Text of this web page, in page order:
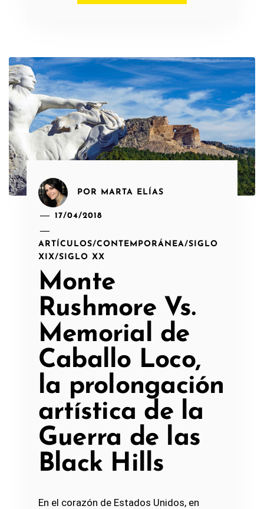
POR MARTA ELÍAS
17/04/2018
ARTÍCULOS/CONTEMPORÁNEA/SIGLO
XIX/SIGLO XX
Monte
Rushmore Vs.
Memorial de
Caballo Loco,
la prolongación
artística de la
Guerra de las
Black Hills
En el corazón de Estados Unidos, en